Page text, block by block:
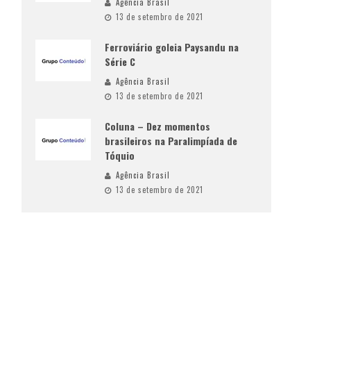
13 de setembro de 2021
Ferroviário goleia Paysandu na
Série C
Agência Brasil
13 de setembro de 2021
Coluna – Dez momentos
brasileiros na Paralimpíada de
Tóquio
Agência Brasil
13 de setembro de 2021